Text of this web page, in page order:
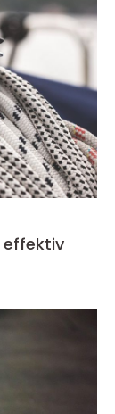
effektiv